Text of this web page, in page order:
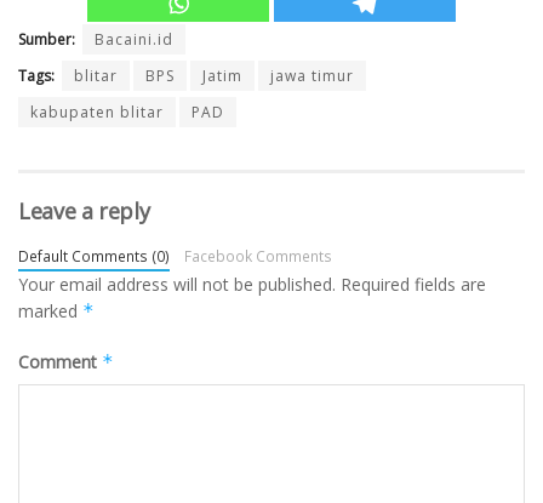
Sumber:
Bacaini.id
Tags:
blitar BPS Jatim
jawa timur
kabupaten blitar
PAD
Leave a reply
Default Comments (0) Facebook Comments
Your email address will not be published. Required fields are
marked *
Comment *